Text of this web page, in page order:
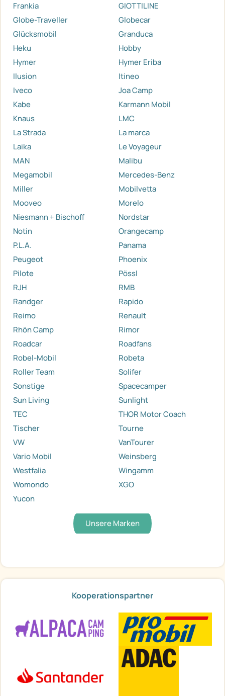
Frankia
GIOTTILINE
Globe-Traveller
Globecar
Glücksmobil
Granduca
Heku
Hobby
Hymer
Hymer Eriba
Ilusion
Itineo
Iveco
Joa Camp
Kabe
Karmann Mobil
Knaus
LMC
La Strada
La marca
Laika
Le Voyageur
MAN
Malibu
Megamobil
Mercedes-Benz
Miller
Mobilvetta
Mooveo
Morelo
Niesmann + Bischoff
Nordstar
Notin
Orangecamp
P.L.A.
Panama
Peugeot
Phoenix
Pilote
Pössl
RJH
RMB
Randger
Rapido
Reimo
Renault
Rhön Camp
Rimor
Roadcar
Roadfans
Robel-Mobil
Robeta
Roller Team
Solifer
Sonstige
Spacecamper
Sun Living
Sunlight
TEC
THOR Motor Coach
Tischer
Tourne
VW
VanTourer
Vario Mobil
Weinsberg
Westfalia
Wingamm
Womondo
XGO
Yucon
Unsere Marken
Kooperationspartner